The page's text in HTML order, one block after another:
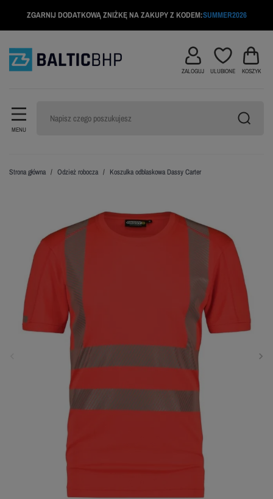
ZGARNIJ DODATKOWĄ ZNIŻKĘ NA ZAKUPY Z KODEM:SUMMER2026
MENU
ZALOGUJ ULUBIONE KOSZYK
Strona główna Odzież robocza Koszulka odblaskowa Dassy Carter